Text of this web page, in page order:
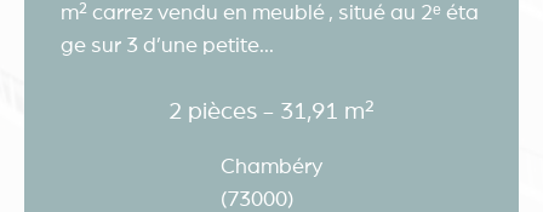
m² carrez vendu en meublé , situé au 2ᵉ éta
ge sur 3 d’une petite...
2 pièces - 31,91 m²
Chambéry
(73000)